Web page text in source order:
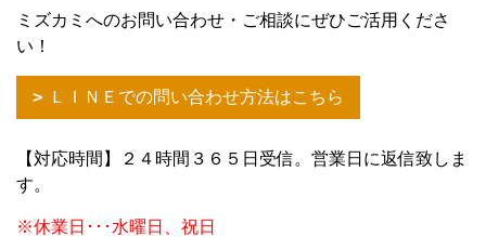
ミズカミへのお問い合わせ・ご相談にぜひご活用くださ
い！
ＬＩＮＥでの問い合わせ方法はこちら
【対応時間】２４時間３６５日受信。営業日に返信致しま
す。
※休業日･･･水曜日、祝日